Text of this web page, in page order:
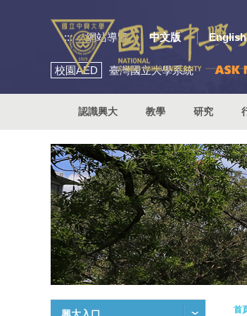
::: 網站導覽 中文版 English
校園AED 臺灣國立大學系統
認識興大 教學 研究
首